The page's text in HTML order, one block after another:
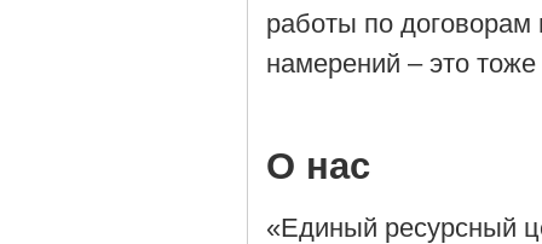
работы по договорам
намерений – это
О нас
«Единый ресурсный